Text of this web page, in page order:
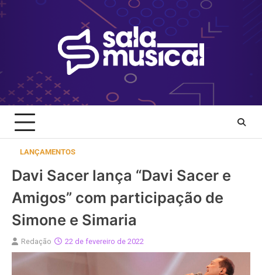
Skip
to
LANÇAMENTOS
Davi Sacer lança “Davi Sacer e
Amigos” com participação de
Simone e Simaria
Redação 22 de fevereiro de 2022